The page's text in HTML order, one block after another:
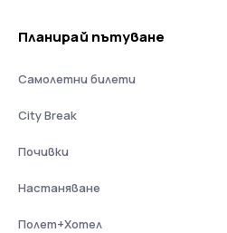
Планирай пътуване
Самолетни билети
City Break
Почивки
Настаняване
Полет+Хотел